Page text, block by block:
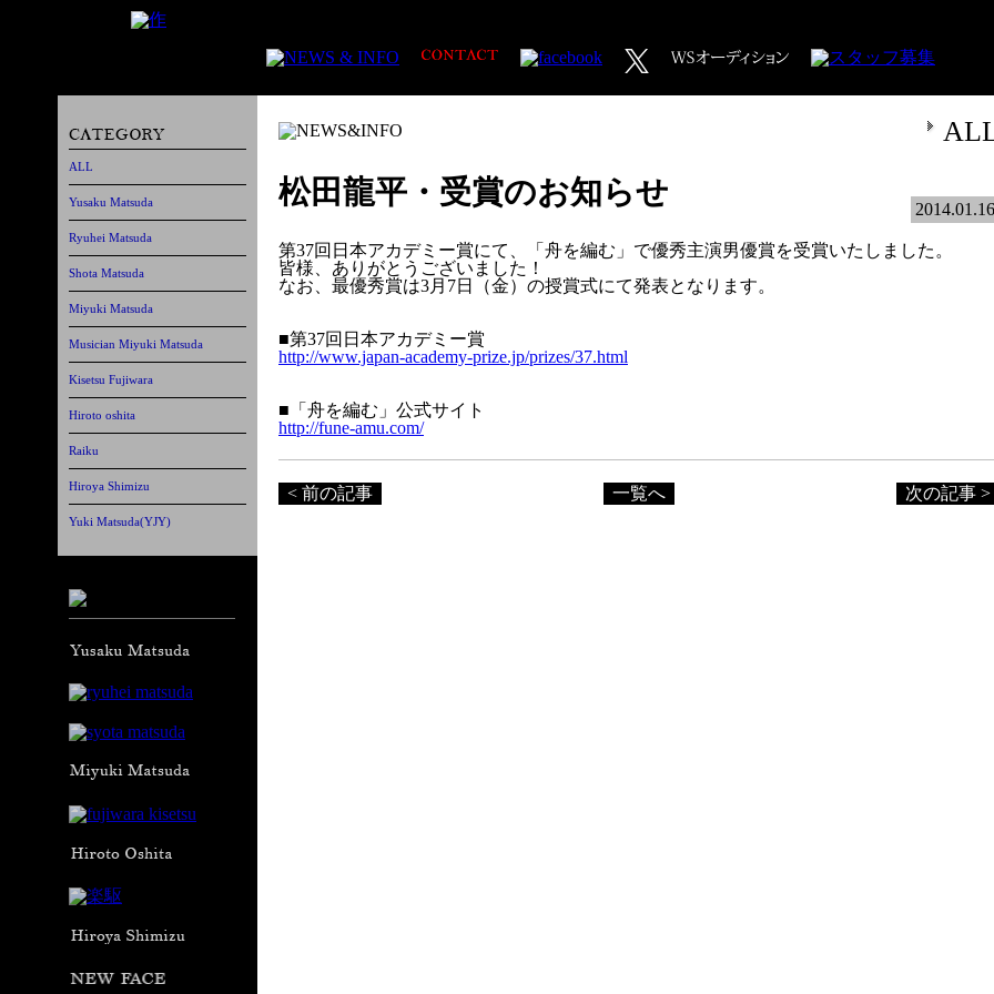
ALL
Yusaku Matsuda
Ryuhei Matsuda
Shota Matsuda
Miyuki Matsuda
Musician Miyuki Matsuda
Kisetsu Fujiwara
Hiroto oshita
Raiku
Hiroya Shimizu
Yuki Matsuda(YJY)
松田龍平・受賞のお知らせ 2014.01.16
第37回日本アカデミー賞にて、「舟を編む」で優秀主演男優賞を受賞いたしました。
皆様、ありがとうございました！
なお、最優秀賞は3月7日（金）の授賞式にて発表となります。
■第37回日本アカデミー賞
http://www.japan-academy-prize.jp/prizes/37.html
■「舟を編む」公式サイト
http://fune-amu.com/
< 前の記事 次の記事 >
一覧へ